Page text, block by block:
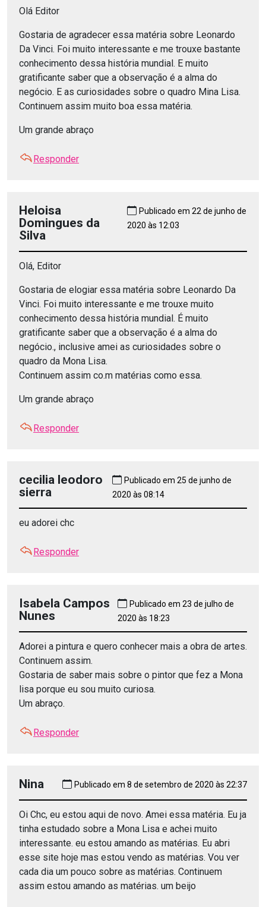
Olá Editor
Gostaria de agradecer essa matéria sobre Leonardo
Da Vinci. Foi muito interessante e me trouxe bastante
conhecimento dessa história mundial. E muito
gratificante saber que a observação é a alma do
negócio. E as curiosidades sobre o quadro Mina Lisa.
Continuem assim muito boa essa matéria.
Um grande abraço
Responder
Heloisa
Domingues da
Silva
Publicado em 22 de junho de
2020 às 12:03
Olá, Editor
Gostaria de elogiar essa matéria sobre Leonardo Da
Vinci. Foi muito interessante e me trouxe muito
conhecimento dessa história mundial. É muito
gratificante saber que a observação é a alma do
negócio., inclusive amei as curiosidades sobre o
quadro da Mona Lisa.
Continuem assim co.m matérias como essa.
Um grande abraço
Responder
cecilia leodoro
sierra
Publicado em 25 de junho de
2020 às 08:14
eu adorei chc
Responder
Isabela Campos
Nunes
Publicado em 23 de julho de
2020 às 18:23
Adorei a pintura e quero conhecer mais a obra de artes.
Continuem assim.
Gostaria de saber mais sobre o pintor que fez a Mona
lisa porque eu sou muito curiosa.
Um abraço.
Responder
Nina Publicado em 8 de setembro de 2020 às 22:37
Oi Chc, eu estou aqui de novo. Amei essa matéria. Eu ja
tinha estudado sobre a Mona Lisa e achei muito
interessante. eu estou amando as matérias. Eu abri
esse site hoje mas estou vendo as matérias. Vou ver
cada dia um pouco sobre as matérias. Continuem
assim estou amando as matérias. um beijo